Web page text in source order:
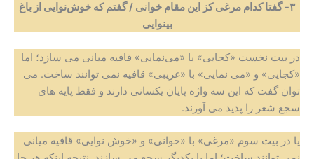
۳- گفتا کدام مرغی کز این مقام خوانی /گفتم که خوش‌نوایی از باغ
بینوایی
در بیت نخست «کجایی» با «می‌نمایی» قافیه میانی می سازد؛ اما
«کجایی» و «می نمایی» با «غریبی» قافیه نمی توانند ساخت. می
توان گفت که این سه واژه پایان یکسانی دارند و فقط پایه های
سجع شعر را پدید می آورند.
یا در بیت سوم «مرغی» با «خوانی» و «خوش نوایی» قافیه میانی